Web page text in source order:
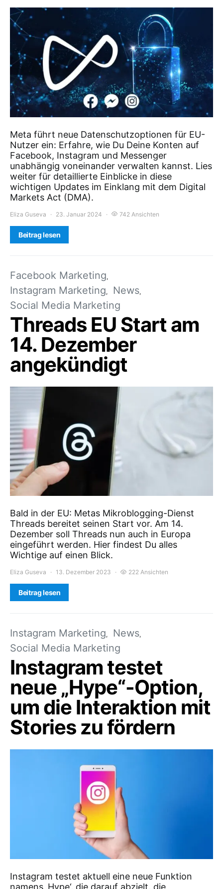
Meta führt neue Datenschutzoptionen für EU-
Nutzer ein: Erfahre, wie Du Deine Konten auf
Facebook, Instagram und Messenger
unabhängig voneinander verwalten kannst. Lies
weiter für detaillierte Einblicke in diese
wichtigen Updates im Einklang mit dem Digital
Markets Act (DMA).
Eliza Guseva 23. Januar 2024 742 Ansichten
Beitrag lesen
Facebook Marketing
Instagram Marketing
News
Social Media Marketing
Threads EU Start am
14. Dezember
angekündigt
Bald in der EU: Metas Mikroblogging-Dienst
Threads bereitet seinen Start vor. Am 14.
Dezember soll Threads nun auch in Europa
eingeführt werden. Hier findest Du alles
Wichtige auf einen Blick.
Eliza Guseva 13. Dezember 2023 222 Ansichten
Beitrag lesen
Instagram Marketing
News
Social Media Marketing
Instagram testet
neue „Hype“-Option,
um die Interaktion mit
Stories zu fördern
Instagram testet aktuell eine neue Funktion
namens ‚Hype‘, die darauf abzielt, die